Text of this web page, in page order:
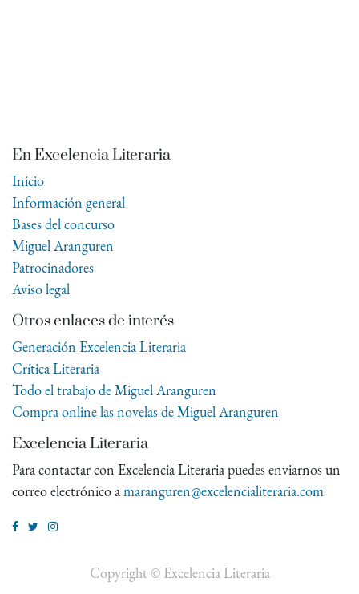
En Excelencia Literaria
Inicio
Información general
Bases del concurso
Miguel Aranguren
Patrocinadores
Aviso legal
Otros enlaces de interés
Generación Excelencia Literaria
Crítica Literaria
Todo el trabajo de Miguel Aranguren
Compra online las novelas de Miguel Aranguren
Excelencia Literaria
Para contactar con Excelencia Literaria puedes enviarnos un
correo electrónico amaranguren@excelencialiteraria.com
Copyright © Excelencia Literaria